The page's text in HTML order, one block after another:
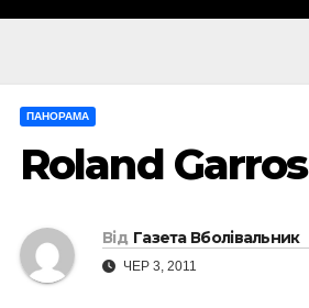
ПАНОРАМА
Roland Garros
Від Газета Вболівальник
ЧЕР 3, 2011